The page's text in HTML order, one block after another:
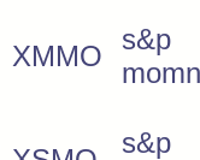
XMMO
s&p
s&p